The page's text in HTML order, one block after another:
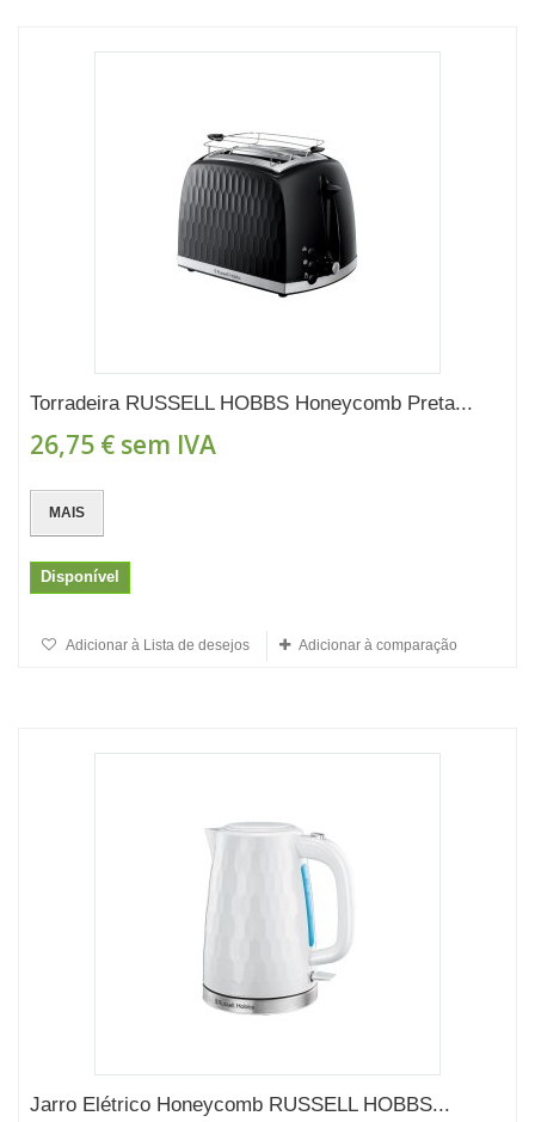
Torradeira RUSSELL HOBBS Honeycomb Preta...
26,75 € sem IVA
MAIS
Disponível
Adicionar à Lista de desejos Adicionar à comparação
Jarro Elétrico Honeycomb RUSSELL HOBBS...